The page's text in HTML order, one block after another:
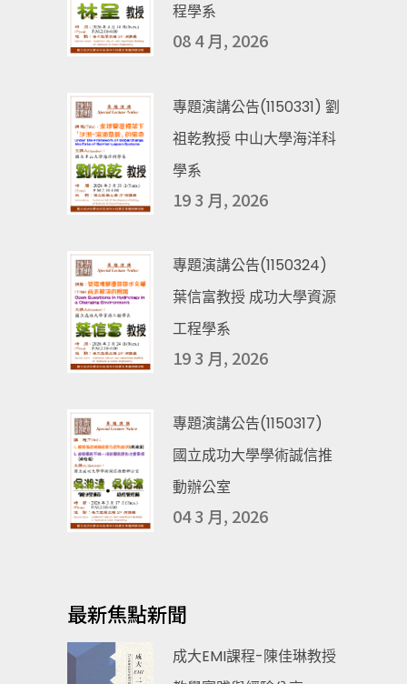
程學系
08 4 月, 2026
專題演講公告(1150331) 劉
祖乾教授 中山大學海洋科
學系
19 3 月, 2026
專題演講公告(1150324)
葉信富教授 成功大學資源
工程學系
19 3 月, 2026
專題演講公告(1150317)
國立成功大學學術誠信推
動辦公室
04 3 月, 2026
最新焦點新聞
成大EMI課程-陳佳琳教授